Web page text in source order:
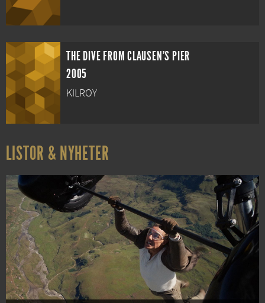
THE DIVE FROM CLAUSEN'S PIER
2005
KILROY
LISTOR & NYHETER